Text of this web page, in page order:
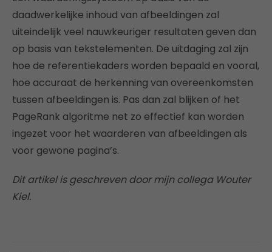
daadwerkelijke inhoud van afbeeldingen zal
uiteindelijk veel nauwkeuriger resultaten geven dan
op basis van tekstelementen. De uitdaging zal zijn
hoe de referentiekaders worden bepaald en vooral,
hoe accuraat de herkenning van overeenkomsten
tussen afbeeldingen is. Pas dan zal blijken of het
PageRank algoritme net zo effectief kan worden
ingezet voor het waarderen van afbeeldingen als
voor gewone pagina’s.
Dit artikel is geschreven door mijn collega Wouter
Kiel.